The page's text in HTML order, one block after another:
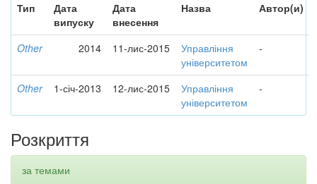
Тип
Дата
випуску
Дата
внесення
Назва Автор(и)
Other 2014 11-лис-2015
Управління
університетом
-
Other 1-січ-2013 12-лис-2015
Управління
університетом
-
Розкриття
за темами